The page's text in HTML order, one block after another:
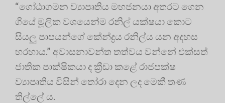
“ගෝඨාගමන ව්‍යාපෘතිය මහජනයා අතරට ගෙන
ගියේ මූලික වශයෙන්ම රනිල් යක්ෂයා කොට
සියලු පාපයන්ගේ කේන්ද්‍රය රනිල්ය යන අදහස
හරහාය.” අවාසනාවන්ත තත්වය වන්නේ එක්සත්
ජාතික පාක්ෂිකයා ද ක්‍රීඩා කළේ රාජපක්ෂ
ව්‍යාපෘතිය විසින් තෝරා දෙන ලද මෙකී තණ
තිල්ලේ ය.